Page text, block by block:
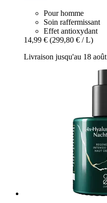
Pour homme
Soin raffermissant
Effet antioxydant
14,99 € (299,80 € / L)
Livraison jusqu'au 18 août